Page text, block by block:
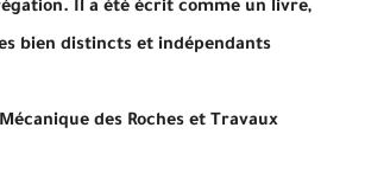
Il a été écrit comme un livre,
bien distincts et indépendants
Mécanique des Roches et Travaux